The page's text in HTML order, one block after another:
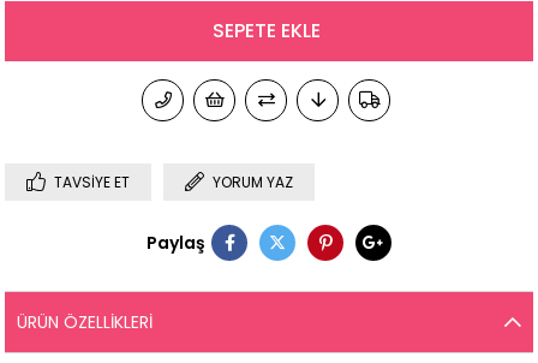
TAVSIYE ET YORUM YAZ
Paylaş
ÜRÜN ÖZELLIKLERI